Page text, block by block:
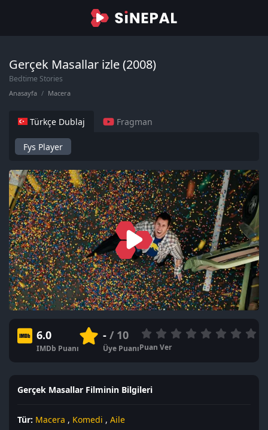
Gerçek Masallar izle (2008)
Bedtime Stories
Anasayfa Macera
Türkçe Dublaj Fragman
Fys Player
6.0
IMDb Puanı
-/ 10
Üye PuanıPuan Ver
Gerçek Masallar Filminin Bilgileri
Tür: Macera , Komedi , Aile